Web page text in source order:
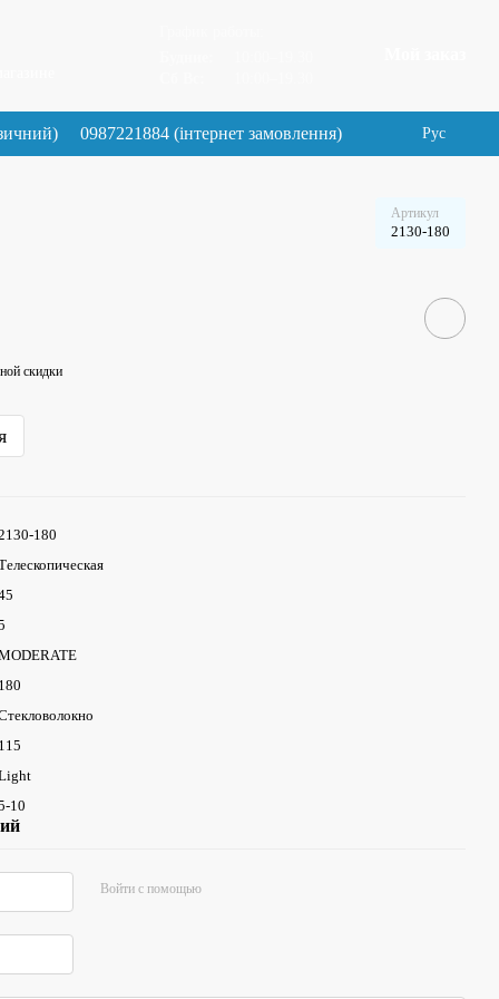
0987221884 (інтернет замовлення) Рус
Артикул
2130-180
скидки
180
10
Войти с помощью